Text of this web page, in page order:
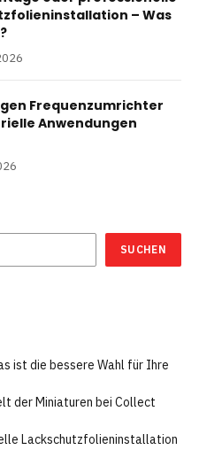
– Was
Frequenzumrichter
Anwendungen
SUCHEN
ist die bessere Wahl für Ihre
der Miniaturen bei Collect
Lackschutzfolieninstallation